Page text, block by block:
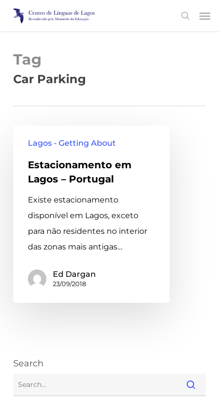
Skip
content
search
Tag
Car Parking
Lagos
Portugal
Lagos - Getting About
Estacionamento em
Lagos – Portugal
Existe estacionamento
disponível em Lagos, exceto
para não residentes no interior
das zonas mais antigas…
Ed Dargan
23/09/2018
Search